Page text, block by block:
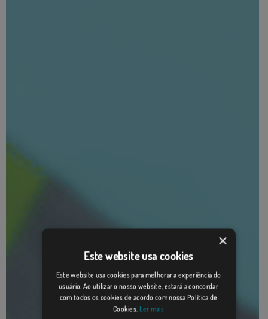
×
Este website usa cookies
Este website usa cookies para melhorar a experiência do
usuário. Ao utilizar o nosso website, estará a concordar
com todos os cookies de acordo com nossa Política de
Cookies. Ler mais